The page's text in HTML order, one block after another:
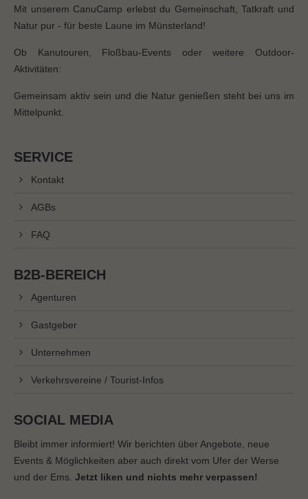
Mit unserem CanuCamp erlebst du Gemeinschaft, Tatkraft und
Natur pur - für beste Laune im Münsterland!
Ob Kanutouren, Floßbau-Events oder weitere Outdoor-
Aktivitäten:
Gemeinsam aktiv sein und die Natur genießen steht bei uns im
Mittelpunkt.
SERVICE
Kontakt
AGBs
FAQ
B2B-BEREICH
Agenturen
Gastgeber
Unternehmen
Verkehrsvereine / Tourist-Infos
SOCIAL MEDIA
Bleibt immer informiert! Wir berichten über Angebote, neue
Events & Möglichkeiten aber auch direkt vom Ufer der Werse
und der Ems. Jetzt liken und nichts mehr verpassen!